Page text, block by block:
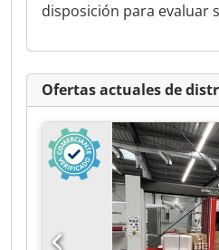
disposición para evaluar
Ofertas actuales de